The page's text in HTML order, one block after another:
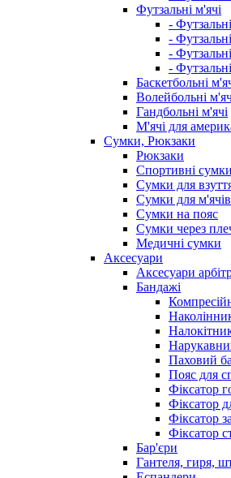
Футзальні м'ячі
-
-
-
-
Баскетбольні
Волейбольні
Гандбольні м'ячі
М'ячі для
Сумки, Рюкзаки
Рюкзаки
Спортивні сумки
Сумки для
Сумки для м'ячів
Сумки на пояс
Сумки через
Медичні сумки
Аксесуари
Аксесуари
Бандажі
Паховий
Пояс для
Фіксатор
Фіксатор
Фіксатор
Фіксатор
Бар'єри
Гантеля, гиря,